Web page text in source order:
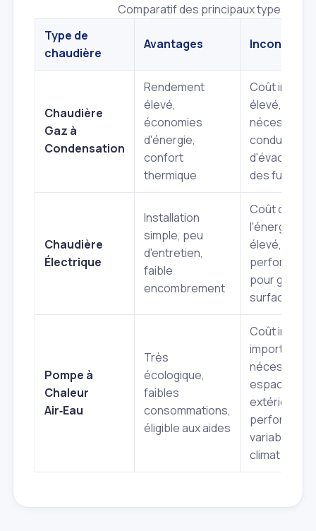
Comparatif des principaux types de
Type de
chaudière
Avantages
Chaudière
Gaz à
Condensation
Rendement
élevé,
économies
d'énergie,
confort
thermique
Coût initial
élevé,
nécessite
conduit
d'évacuation
des fumées
Chaudière
Électrique
Installation
simple, peu
d'entretien,
faible
encombrement
Coût de
l'énergie
élevé, moins
performante
pour
surfaces
Pompe à
Chaleur
Air‑Eau
Très
écologique,
faibles
consommations,
éligible aux aides
Coût initial
important,
nécessite
espace
extérieur,
variables
climat